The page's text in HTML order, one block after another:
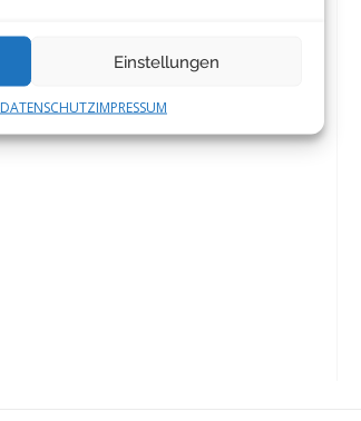
Einstellungen
DATENSCHUTZIMPRESSUM